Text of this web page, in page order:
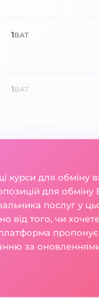
1BAT
1BAT
курси для обміну
для
послуг у
від того, чи
пропонує
за